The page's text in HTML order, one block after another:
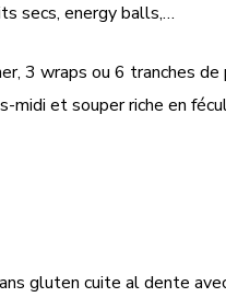
secs, energy balls,…
3 wraps ou 6 tranches
midi et souper riche en
gluten cuite al dente